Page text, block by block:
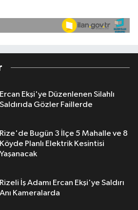
Ercan Ekşi'ye Düzenlenen Silahlı
Saldırıda Gözler Faillerde
Rize'de Bugün 3 İlçe 5 Mahalle ve 8
Köyde Planlı Elektrik Kesintisi
Yaşanacak
Rizeli İş Adamı Ercan Ekşi'ye Saldırı
Anı Kameralarda